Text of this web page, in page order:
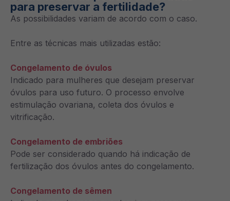
para preservar a fertilidade?
As possibilidades variam de acordo com o caso.
Entre as técnicas mais utilizadas estão:
Congelamento de óvulos
Indicado para mulheres que desejam preservar
óvulos para uso futuro. O processo envolve
estimulação ovariana, coleta dos óvulos e
vitrificação.
Congelamento de embriões
Pode ser considerado quando há indicação de
fertilização dos óvulos antes do congelamento.
Congelamento de sêmen